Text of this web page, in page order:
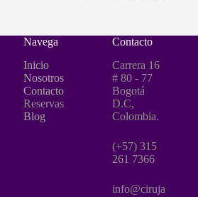
Navega
Inicio
Nosotros
Contacto
Reservas
Blog
Contacto
Carrera 16
# 80 - 77
Bogotá
D.C,
Colombia.
(+57) 315
261 7366
info@ciruja